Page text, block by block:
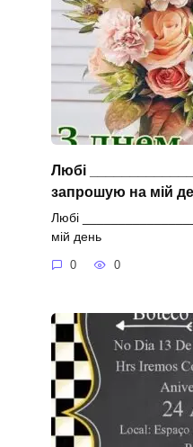
Любі
запрошую на мій
Любі
мій день
0 0